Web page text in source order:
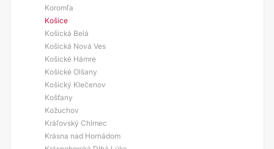
Koromľa
Košice
Košická Belá
Košická Nová Ves
Košické Hámre
Košické Olšany
Košický Klečenov
Košťany
Kožuchov
Kráľovský Chlmec
Krásna nad Hornádom